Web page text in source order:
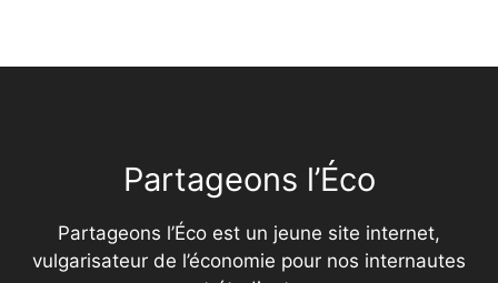
Partageons l’Éco
Partageons l’Éco est un jeune site internet,
vulgarisateur de l’économie pour nos internautes